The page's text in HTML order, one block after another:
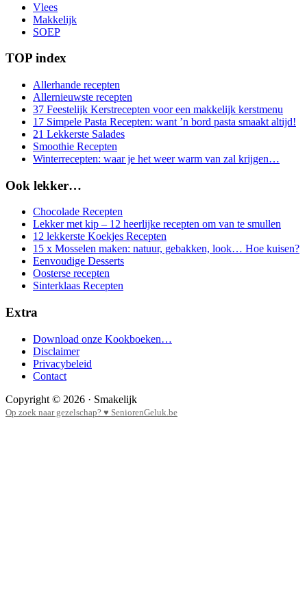
Vlees
Makkelijk
SOEP
TOP index
Allerhande recepten
Allernieuwste recepten
37 Feestelijk Kerstrecepten voor een makkelijk kerstmenu
17 Simpele Pasta Recepten: want ’n bord pasta smaakt altijd!
21 Lekkerste Salades
Smoothie Recepten
Winterrecepten: waar je het weer warm van zal krijgen…
Ook lekker…
Chocolade Recepten
Lekker met kip – 12 heerlijke recepten om van te smullen
12 lekkerste Koekjes Recepten
15 x Mosselen maken: natuur, gebakken, look… Hoe kuisen?
Eenvoudige Desserts
Oosterse recepten
Sinterklaas Recepten
Extra
Download onze Kookboeken…
Disclaimer
Privacybeleid
Contact
Copyright © 2026 · Smakelijk
Op zoek naar gezelschap? ♥ SeniorenGeluk.be